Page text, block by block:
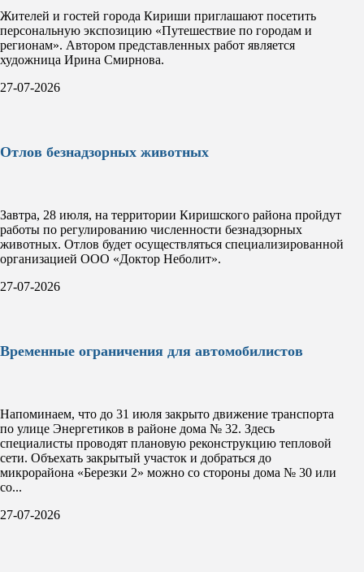
Жителей и гостей города Кириши приглашают посетить
персональную экспозицию «Путешествие по городам и
регионам». Автором представленных работ является
художница Ирина Смирнова.
27-07-2026
Отлов безнадзорных животных
Завтра, 28 июля, на территории Киришского района пройдут
работы по регулированию численности безнадзорных
животных. Отлов будет осуществляться специализированной
организацией ООО «Доктор Неболит».
27-07-2026
Временные ограничения для автомобилистов
Напоминаем, что до 31 июля закрыто движение транспорта
по улице Энергетиков в районе дома № 32. Здесь
специалисты проводят плановую реконструкцию тепловой
сети. Объехать закрытый участок и добраться до
микрорайона «Березки 2» можно со стороны дома № 30 или
со...
27-07-2026